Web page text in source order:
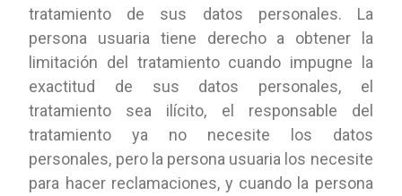
tratamiento de sus datos personales. La
persona usuaria tiene derecho a obtener la
limitación del tratamiento cuando impugne la
exactitud de sus datos personales, el
tratamiento sea ilícito, el responsable del
tratamiento ya no necesite los datos
personales, pero la persona usuaria los necesite
para hacer reclamaciones, y cuando la persona